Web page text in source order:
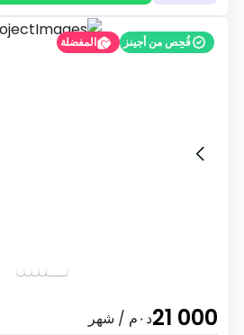
فُحِص من أجينز المفضلة
21 000د٠م / شهر